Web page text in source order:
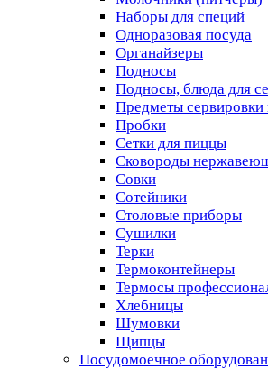
Наборы для специй
Одноразовая посуда
Органайзеры
Подносы
Подносы, блюда для
Предметы сервировки
Пробки
Сетки для пиццы
Сковороды
Совки
Сотейники
Столовые приборы
Сушилки
Терки
Термоконтейнеры
Термосы
Хлебницы
Шумовки
Щипцы
Посудомоечное